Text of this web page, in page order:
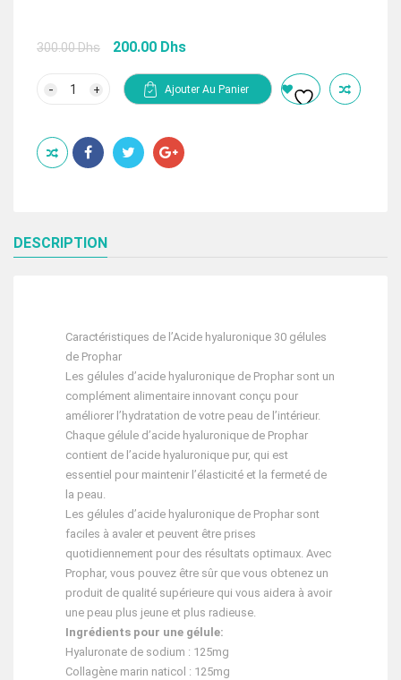
300.00Dhs
Le
initial
était :
200.00 Dhs
est :
HYALURONIQUE
B30
GELULES
Ajouter Au Panier
DESCRIPTION
Caractéristiques de l’Acide hyaluronique 30 gélules
de Prophar
Les gélules d’acide hyaluronique de Prophar sont un
complément alimentaire innovant conçu pour
améliorer l’hydratation de votre peau de l’intérieur.
Chaque gélule d’acide hyaluronique de Prophar
contient de l’acide hyaluronique pur, qui est
essentiel pour maintenir l’élasticité et la fermeté de
la peau.
Les gélules d’acide hyaluronique de Prophar sont
faciles à avaler et peuvent être prises
quotidiennement pour des résultats optimaux. Avec
Prophar, vous pouvez être sûr que vous obtenez un
produit de qualité supérieure qui vous aidera à avoir
une peau plus jeune et plus radieuse.
Ingrédients pour une gélule:
Hyaluronate de sodium : 125mg
Collagène marin naticol : 125mg